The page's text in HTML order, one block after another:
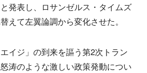
発表し、ロサンゼルス・タイムズ
えて左翼論調から変化させた。
エイジ」の到来を謳う第2次トラン
涛のような激しい政策発動につい